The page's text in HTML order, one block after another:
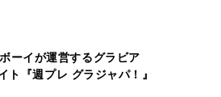
ーイが運営するグラビア
ト『週プレ グラジャパ！』